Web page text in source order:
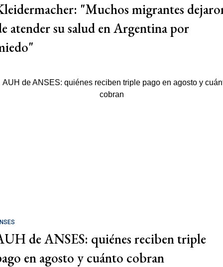
"Muchos migrantes
atender su salud en Argentina por
de ANSES: quiénes reciben triple
en agosto y cuánto cobran